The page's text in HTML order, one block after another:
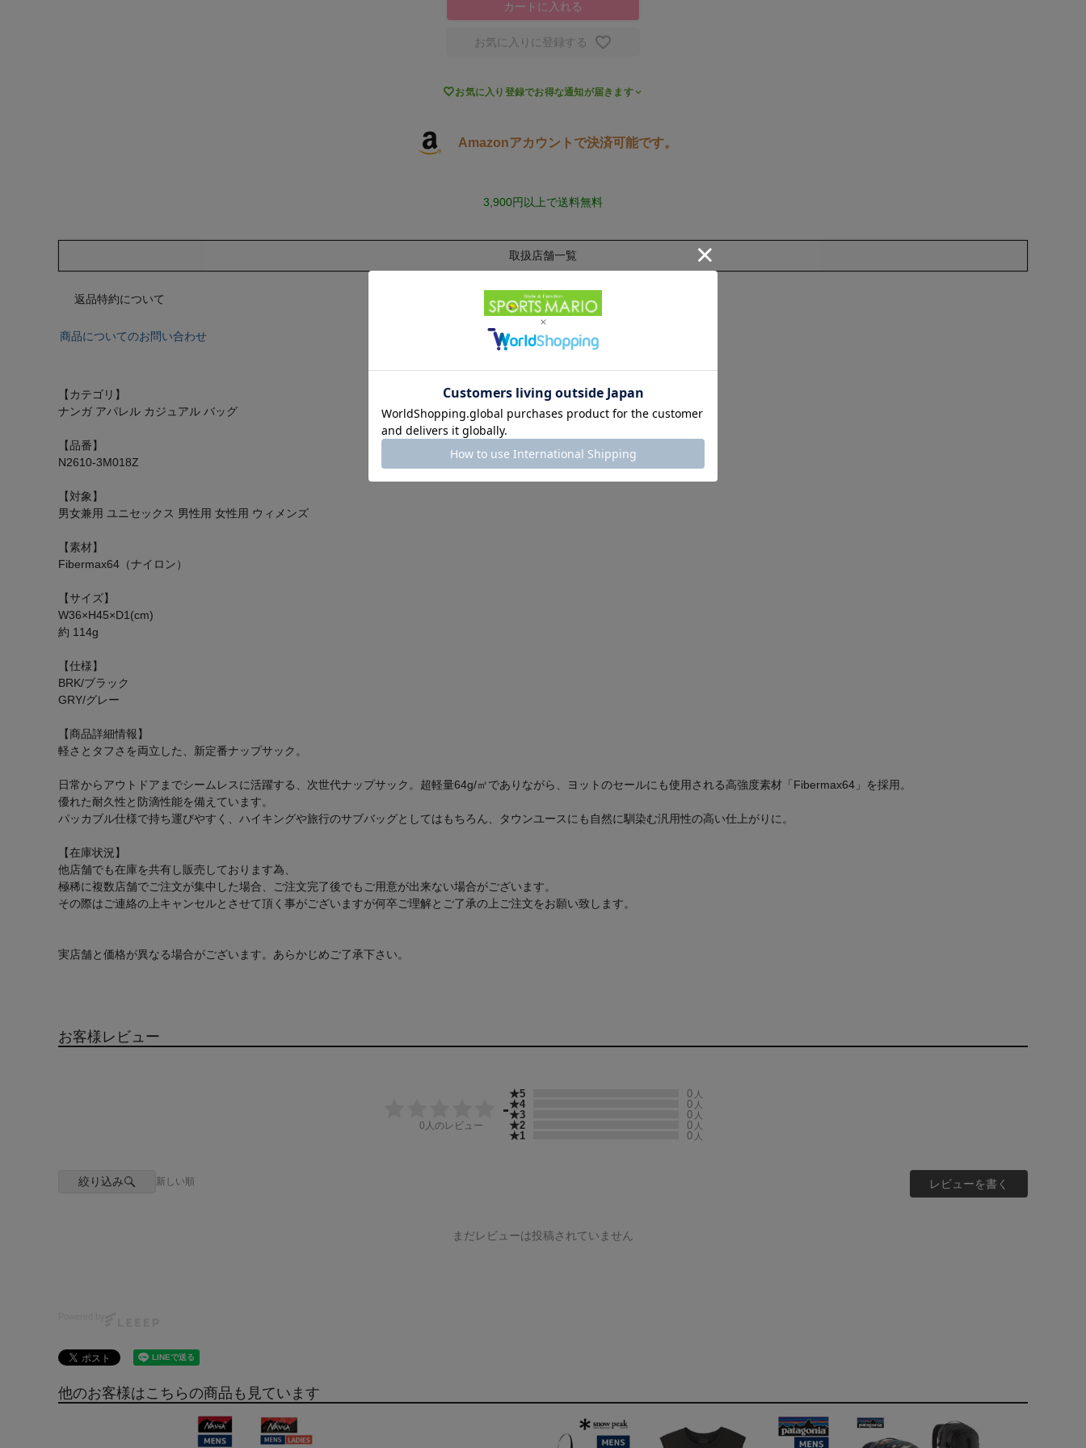
カートに入れる
お気に入りに登録する
お気に入り登録でお得な通知が届きます
Amazonアカウントで決済可能です。
3,900円以上で送料無料
取扱店舗一覧
返品特約について
商品についてのお問い合わせ
【カテゴリ】
ナンガ アパレル カジュアル バッグ
【品番】
N2610-3M018Z
【対象】
男女兼用 ユニセックス 男性用 女性用 ウィメンズ
【素材】
Fibermax64（ナイロン）
【サイズ】
W36×H45×D1(cm)
約 114g
【仕様】
BRK/ブラック
GRY/グレー
【商品詳細情報】
軽さとタフさを両立した、新定番ナップサック。
日常からアウトドアまでシームレスに活躍する、次世代ナップサック。超軽量64g/㎡でありながら、ヨットのセールにも使用される高強度素材「Fibermax64」を採用。
優れた耐久性と防滴性能を備えています。
パッカブル仕様で持ち運びやすく、ハイキングや旅行のサブバッグとしてはもちろん、タウンユースにも自然に馴染む汎用性の高い仕上がりに。
【在庫状況】
他店舗でも在庫を共有し販売しております為、
極稀に複数店舗でご注文が集中した場合、ご注文完了後でもご用意が出来ない場合がございます。
その際はご連絡の上キャンセルとさせて頂く事がございますが何卒ご理解とご了承の上ご注文をお願い致します。
実店舗と価格が異なる場合がございます。あらかじめご了承下さい。
お客様レビュー
-
0 人のレビュー
★5 0 人
★4 0 人
★3 0 人
★2 0 人
★1 0 人
絞り込み 新しい順 レビューを書く
まだレビューは投稿されていません
他のお客様はこちらの商品も見ています